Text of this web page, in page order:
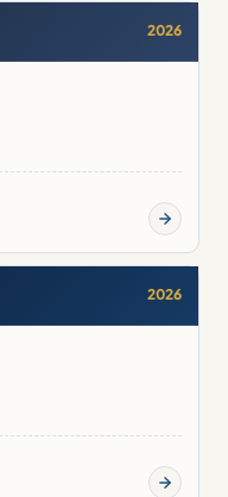
2026
2026